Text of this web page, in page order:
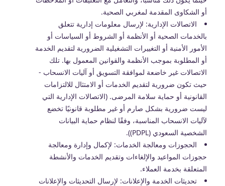
أو الشكاوى المقدمة لمغربي الصحية.
الاتصالات الإدارية: لإرسال معلومات إدارية تتعلق
بالخدمات الصحية أو الأنظمة أو الشروط أو السياسات أو
الأمور الأمنية أو التغييرات التشغيلية الضرورية لتقديم الخدمة
أو المطلوبة بموجب الأنظمة والقوانين المعمول بها. تلك
الاتصالات غير خاضعة لموافقة التسويق أو آليات الانسحاب -
حيث تكون ضرورية لتقديم الخدمات أو الامتثال للالتزامات
القانونية أو حماية سلامة المرضى. (الاتصالات الإدارية التي
ليست ضرورية بشكل صارم أو غير مطلوبة قانونيًا تخضع
لآليات الانسحاب المناسبة، وفقًا لنظام حماية البيانات
الشخصية السعودي (PDPL)).
الحجوزات ومعالجة الخدمات: لإكمال وإدارة ومعالجة
حجوزات المواعيد والإلغاءات وتقديم الخدمات والأنشطة
المتعلقة بخدمة العملاء.
تحديثات الخدمة والإعلانات: لإرسال التحديثات والإعلانات